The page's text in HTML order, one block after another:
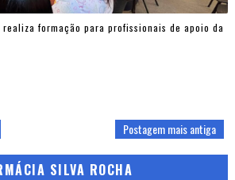
formação para profissionais de apoio da
Postagem mais antiga
SILVA ROCHA